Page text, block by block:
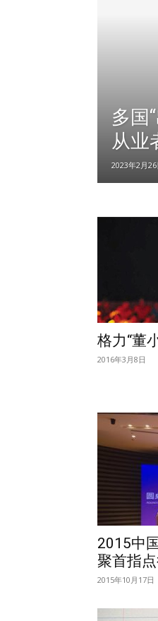
多国
从业
2023年2月26
格力“董
2016年3月8日
2015中
聚首指
2015年10月17日